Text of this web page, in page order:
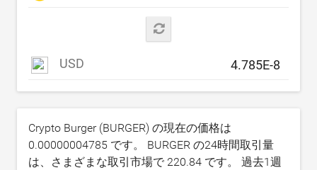
USD
Crypto Burger (BURGER) の現在の価格は
0.00000004785 です。 BURGER の24時間取引量
は、さまざまな取引市場で 220.84 です。 過去1週